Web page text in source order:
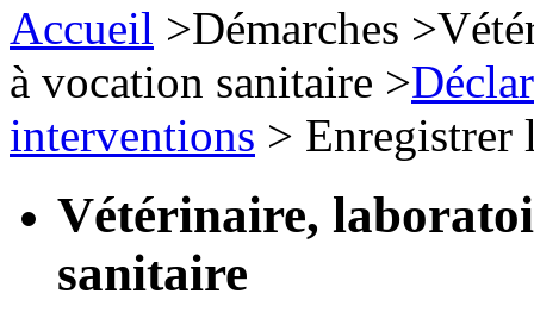
Accueil >Démarches >
à vocation sanitaire >
interventions > Enregistrer
Vétérinaire,
sanitaire